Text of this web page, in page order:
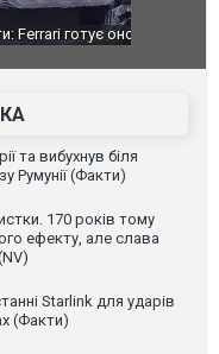
оновлення
Вийшов
фільму
та вибухнув біля
Румунії (Факти)
170 років тому
ефекту, але слава
Starlink для ударів
(Факти)